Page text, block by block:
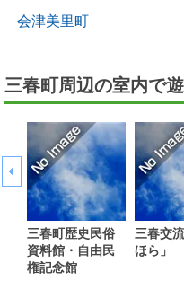
会津美里町
三春町周辺の室内で
三春町歴史民俗
資料館・自由民
権記念館
三春交
ほら」